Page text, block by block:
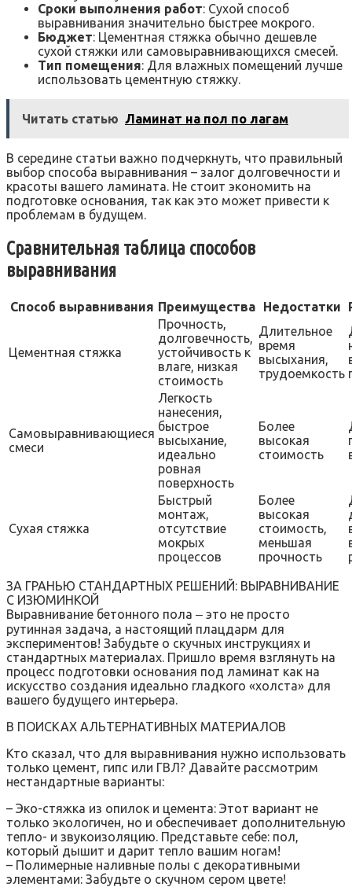
Сроки выполнения работ: Сухой способ
выравнивания значительно быстрее мокрого.
Бюджет: Цементная стяжка обычно дешевле
сухой стяжки или самовыравнивающихся смесей.
Тип помещения: Для влажных помещений лучше
использовать цементную стяжку.
Читать статью Ламинат на пол по лагам
В середине статьи важно подчеркнуть, что правильный
выбор способа выравнивания – залог долговечности и
красоты вашего ламината. Не стоит экономить на
подготовке основания, так как это может привести к
проблемам в будущем.
Сравнительная таблица способов
выравнивания
Способ выравнивания Преимущества Недостатки
Цементная стяжка
Прочность,
долговечность,
устойчивость к
влаге, низкая
стоимость
Длительное
время
высыхания,
трудоемкость
Самовыравнивающиеся
смеси
Легкость
нанесения,
быстрое
высыхание,
идеально
ровная
поверхность
Более
высокая
стоимость
Сухая стяжка
Быстрый
монтаж,
отсутствие
мокрых
процессов
Более
высокая
стоимость,
меньшая
прочность
ЗА ГРАНЬЮ СТАНДАРТНЫХ РЕШЕНИЙ: ВЫРАВНИВАНИЕ
С ИЗЮМИНКОЙ
Выравнивание бетонного пола ‒ это не просто
рутинная задача, а настоящий плацдарм для
экспериментов! Забудьте о скучных инструкциях и
стандартных материалах. Пришло время взглянуть на
процесс подготовки основания под ламинат как на
искусство создания идеально гладкого «холста» для
вашего будущего интерьера.
В ПОИСКАХ АЛЬТЕРНАТИВНЫХ МАТЕРИАЛОВ
Кто сказал, что для выравнивания нужно использовать
только цемент, гипс или ГВЛ? Давайте рассмотрим
нестандартные варианты:
– Эко-стяжка из опилок и цемента: Этот вариант не
только экологичен, но и обеспечивает дополнительную
тепло- и звукоизоляцию. Представьте себе: пол,
который дышит и дарит тепло вашим ногам!
– Полимерные наливные полы с декоративными
элементами: Забудьте о скучном сером цвете!